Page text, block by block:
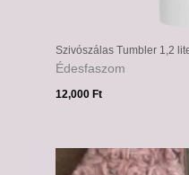
Szivószálas Tumbler 1,2
Édesfaszom
12,000 Ft